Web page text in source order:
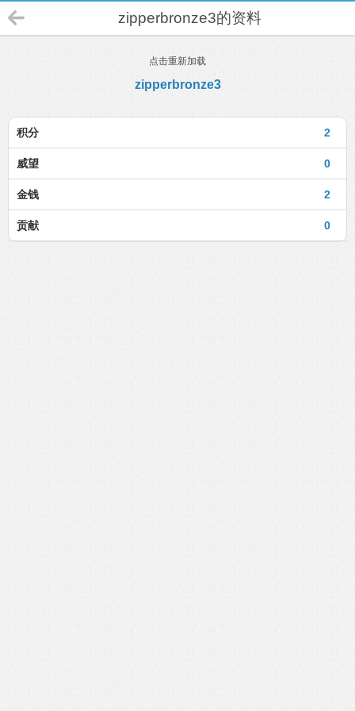
zipperbronze3的资料
点击重新加载
zipperbronze3
2
积分
0
威望
2
金钱
0
贡献